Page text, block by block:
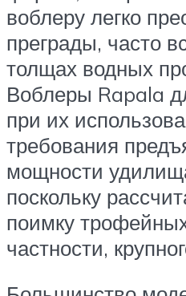
воблеру легко
преграды, часто
толщах водных
Воблеры Rapala
при их
требования
мощности
поскольку
поимку
частности,